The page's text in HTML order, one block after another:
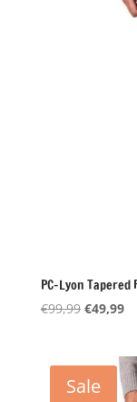
PC-Lyon Tapered
€99,99
€99,99.
€49,99
Sale